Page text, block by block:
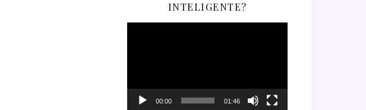
INTELIGENTE?
00:00 01:46